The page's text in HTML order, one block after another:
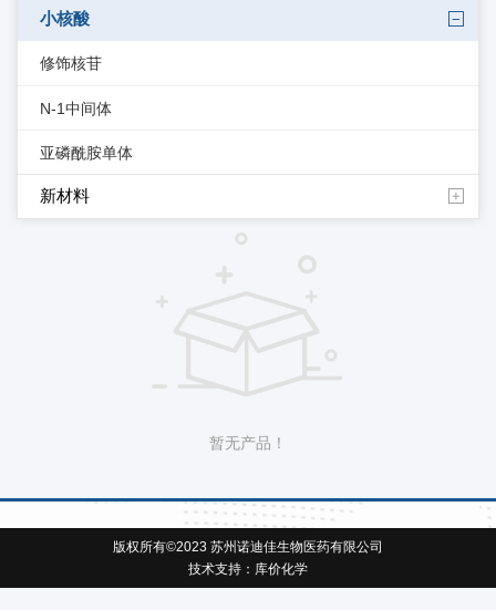
小核酸
修饰核苷
N-1中间体
亚磷酰胺单体
新材料
暂无产品！
版权所有©2023 苏州诺迪佳生物医药有限公司
技术支持： 库价化学